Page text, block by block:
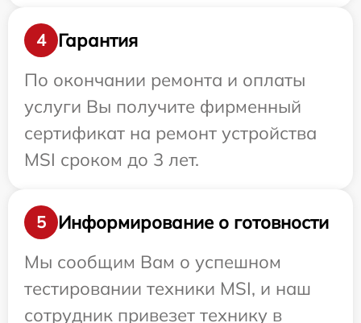
4
Гарантия
По окончании ремонта и оплаты
услуги Вы получите фирменный
сертификат на ремонт устройства
MSI сроком до 3 лет.
5
Информирование о готовности
Мы сообщим Вам о успешном
тестировании техники MSI, и наш
сотрудник привезет технику в